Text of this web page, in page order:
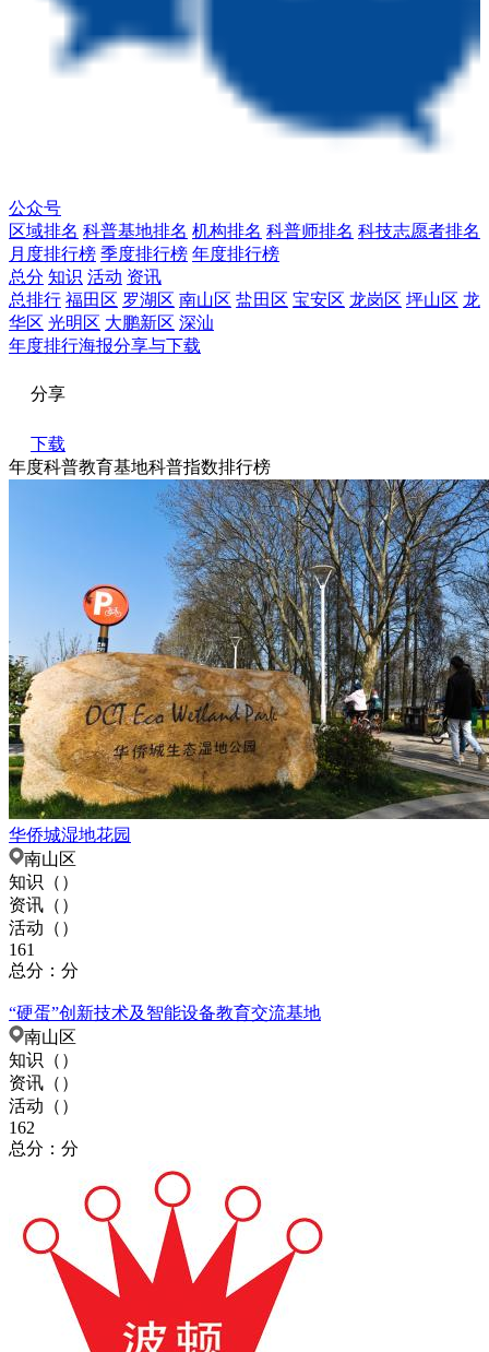
公众号
区域排名 科普基地排名 机构排名 科普师排名 科技志愿者排名
月度排行榜 季度排行榜 年度排行榜
总分 知识 活动 资讯
总排行 福田区 罗湖区 南山区 盐田区 宝安区 龙岗区 坪山区 龙
华区 光明区 大鹏新区 深汕
年度排行海报分享与下载
分享
下载
年度科普教育基地科普指数排行榜
华侨城湿地花园
南山区
知识（ ）
资讯（ ）
活动（ ）
161
总分：分
“硬蛋”创新技术及智能设备教育交流基地
南山区
知识（ ）
资讯（ ）
活动（ ）
162
总分：分